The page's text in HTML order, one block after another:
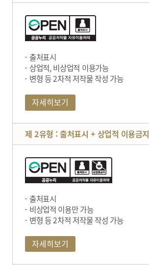
출처표시
상업적, 비상업적 이용가능
변형 등 2차적 저작물 작성 가능
자세히보기
제 2유형 : 출처표시 + 상업적 이용금지
출처표시
비상업적 이용만 가능
변형 등 2차적 저작물 작성 가능
자세히보기